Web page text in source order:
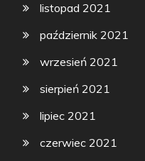
listopad 2021
październik 2021
wrzesień 2021
sierpień 2021
lipiec 2021
czerwiec 2021